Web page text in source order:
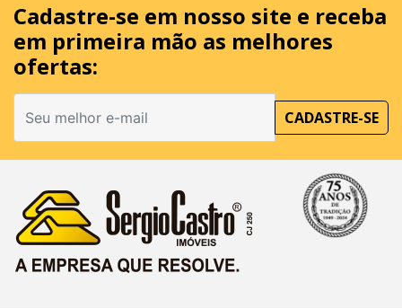
Cadastre-se em nosso site e receba
em primeira mão as melhores
ofertas:
CADASTRE-SE